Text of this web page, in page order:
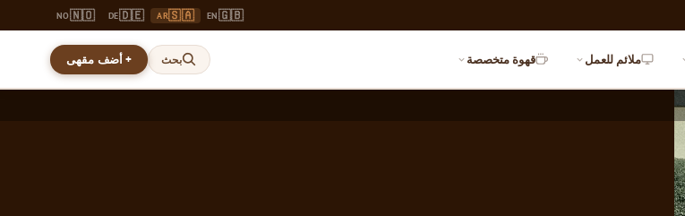
🇬🇧
EN
🇸🇦
AR
🇩🇪
DE
🇳🇴
NO
ملائم للعمل قهوة متخصصة بحث + أضف مقهى